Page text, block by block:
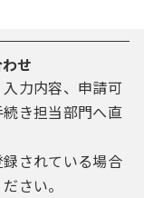
せ
力内容、申請可
き担当部門へ直
されている場合
さい。